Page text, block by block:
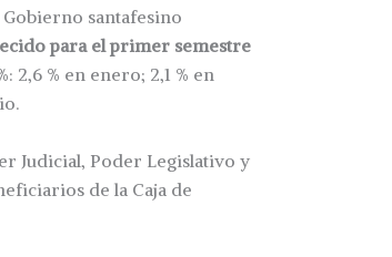
Gobierno santafesino
para el primer semestre
2,6 % en enero; 2,1 % en
Judicial, Poder Legislativo y
de la Caja de